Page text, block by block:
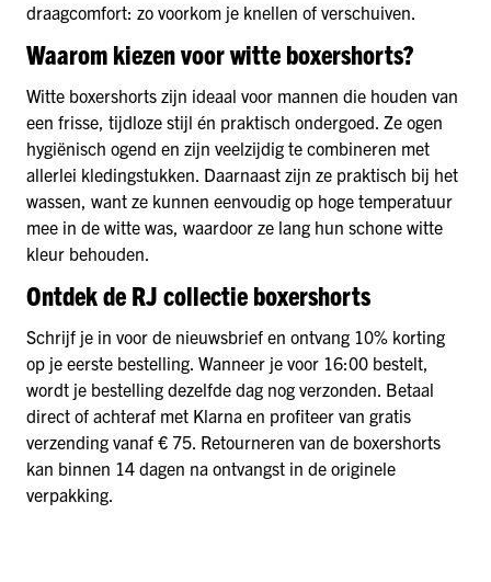
draagcomfort: zo voorkom je knellen of verschuiven.
Waarom kiezen voor witte boxershorts?
Witte boxershorts zijn ideaal voor mannen die houden van
een frisse, tijdloze stijl én praktisch ondergoed. Ze ogen
hygiënisch ogend en zijn veelzijdig te combineren met
allerlei kledingstukken. Daarnaast zijn ze praktisch bij het
wassen, want ze kunnen eenvoudig op hoge temperatuur
mee in de witte was, waardoor ze lang hun schone witte
kleur behouden.
Ontdek de RJ collectie boxershorts
Schrijf je in voor de nieuwsbrief en ontvang 10% korting
op je eerste bestelling. Wanneer je voor 16:00 bestelt,
wordt je bestelling dezelfde dag nog verzonden. Betaal
direct of achteraf met Klarna en profiteer van gratis
verzending vanaf € 75. Retourneren van de boxershorts
kan binnen 14 dagen na ontvangst in de originele
verpakking.